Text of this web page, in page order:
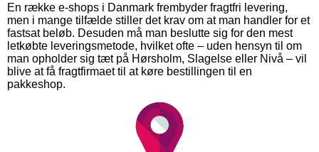
En række e-shops i Danmark frembyder fragtfri levering,
men i mange tilfælde stiller det krav om at man handler for et
fastsat beløb. Desuden må man beslutte sig for den mest
letkøbte leveringsmetode, hvilket ofte – uden hensyn til om
man opholder sig tæt på Hørsholm, Slagelse eller Nivå – vil
blive at få fragtfirmaet til at køre bestillingen til en
pakkeshop.